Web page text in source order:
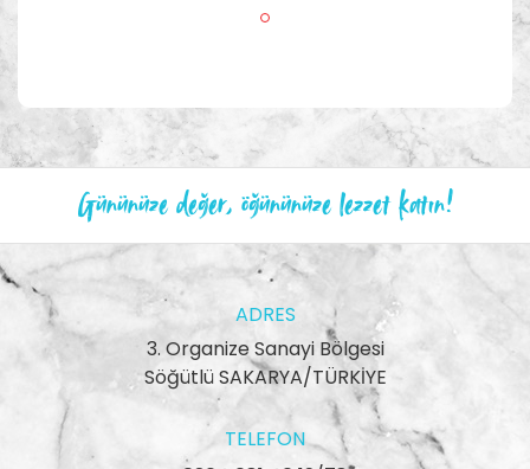
Gününüze değer, öğününüze lezzet katın!
ADRES
3. Organize Sanayi Bölgesi
Söğütlü SAKARYA/TÜRKİYE
TELEFON